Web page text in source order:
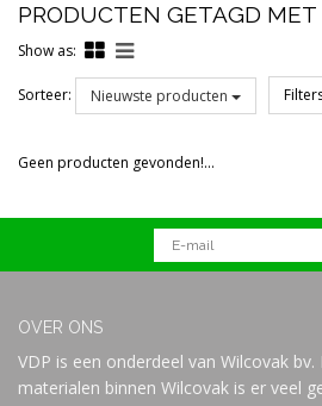
PRODUCTEN GETAGD
Show as:
Sorteer: Nieuwste producten
Prijs
Geen producten gevonden!...
OVER ONS
VDP is een onderdeel van Wilcovak
materialen binnen Wilcovak is er veel